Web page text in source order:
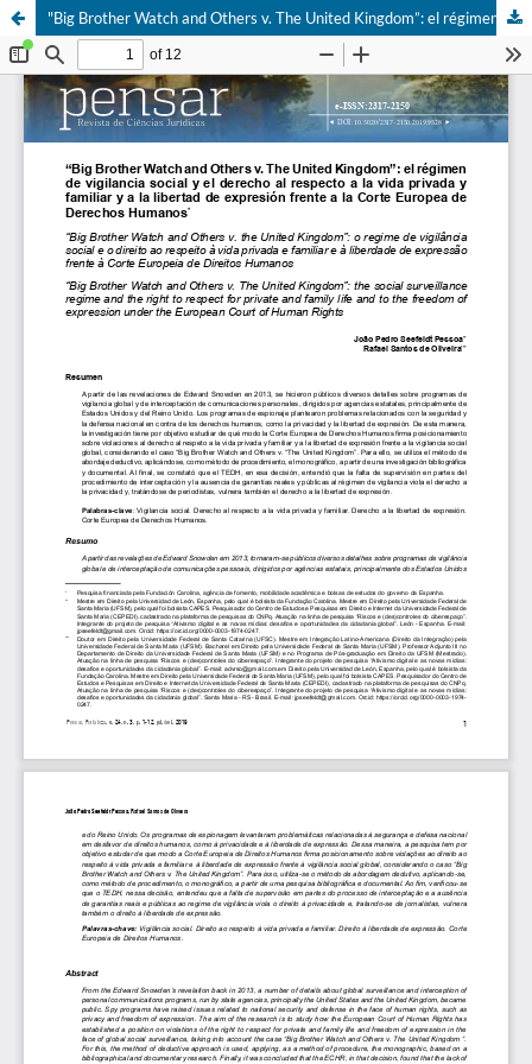
"Big Brother Watch and Others v. The United Kingdom”: el régimen de vigilancia social y el derecho al respecto a la vida privada y familiar y a la libertad de expresión frente a la Corte Europea de Derechos Humanos